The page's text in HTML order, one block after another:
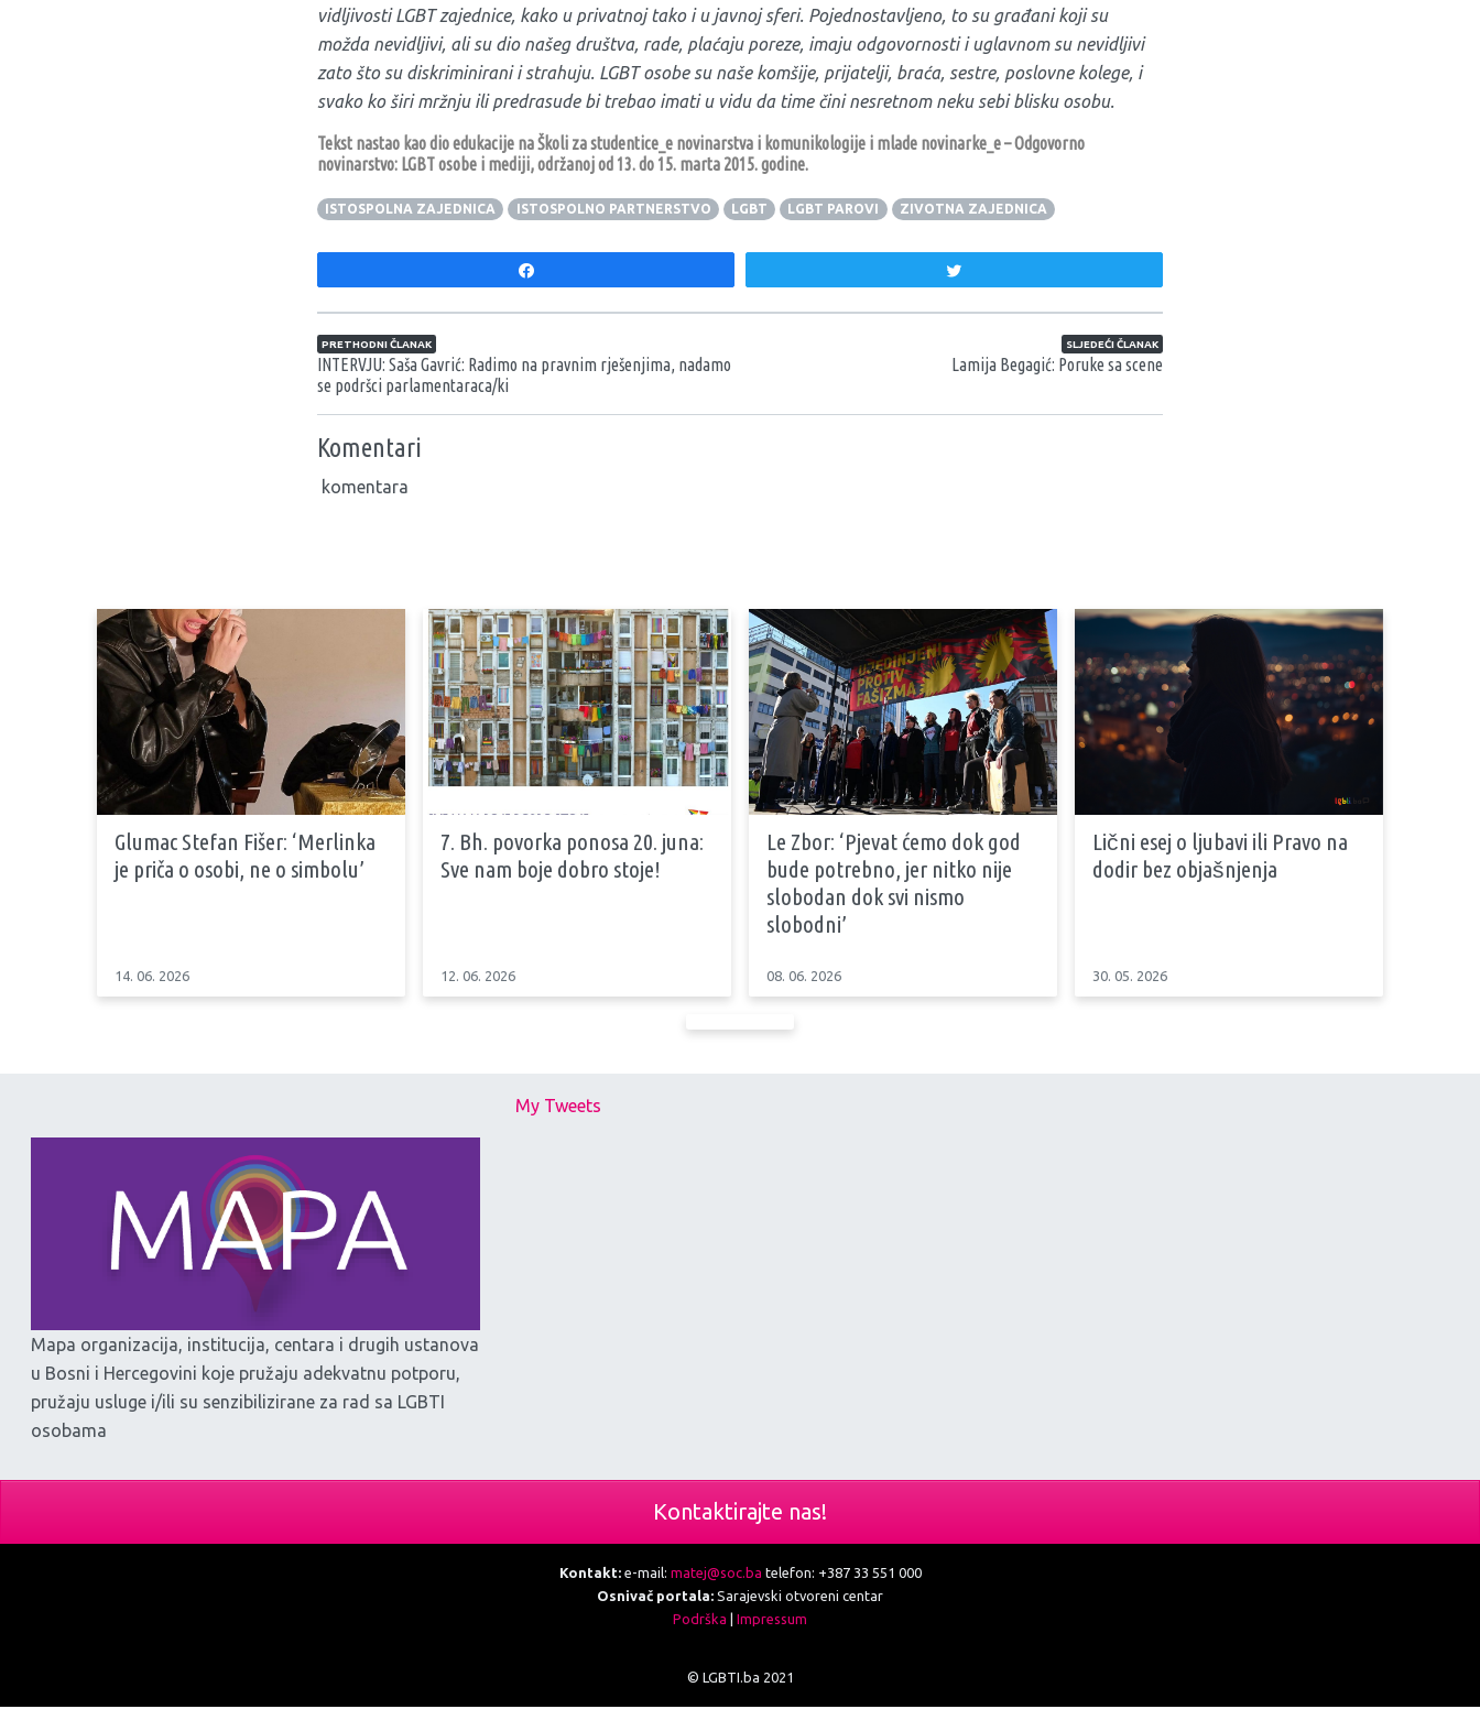
vidljivosti LGBT zajednice, kako u privatnoj tako i u javnoj sferi. Pojednostavljeno, to su građani koji su
možda nevidljivi, ali su dio našeg društva, rade, plaćaju poreze, imaju odgovornosti i uglavnom su nevidljivi
zato što su diskriminirani i strahuju. LGBT osobe su naše komšije, prijatelji, braća, sestre, poslovne kolege, i
svako ko širi mržnju ili predrasude bi trebao imati u vidu da time čini nesretnom neku sebi blisku osobu.
Tekst nastao kao dio edukacije na Školi za studentice_e novinarstva i komunikologije i mlade novinarke_e – Odgovorno
novinarstvo: LGBT osobe i mediji, održanoj od 13. do 15. marta 2015. godine.
ISTOSPOLNA ZAJEDNICA ISTOSPOLNO PARTNERSTVO LGBT LGBT PAROVI ZIVOTNA ZAJEDNICA
Navigacija članaka
PRETHODNI ČLANAK
INTERVJU: Saša Gavrić: Radimo na pravnim rješenjima, nadamo
se podršci parlamentaraca/ki
SLJEDEĆI ČLANAK
Lamija Begagić: Poruke sa scene
Komentari
komentara
Glumac Stefan Fišer: ‘Merlinka
je priča o osobi, ne o simbolu’
14. 06. 2026
7. Bh. povorka ponosa 20. juna:
Sve nam boje dobro stoje!
12. 06. 2026
Le Zbor: ‘Pjevat ćemo dok god
bude potrebno, jer nitko nije
slobodan dok svi nismo
slobodni’
08. 06. 2026
Lični esej o ljubavi ili Pravo na
dodir bez objašnjenja
30. 05. 2026
Mapa organizacija, institucija, centara i drugih ustanova
u Bosni i Hercegovini koje pružaju adekvatnu potporu,
pružaju usluge i/ili su senzibilizirane za rad sa LGBTI
osobama
My Tweets
Kontaktirajte nas!
Kontakt:e-mail: matej@soc.ba telefon: +387 33 551 000
Osnivač portala: Sarajevski otvoreni centar
Podrška
Impressum
© LGBTI.ba 2021